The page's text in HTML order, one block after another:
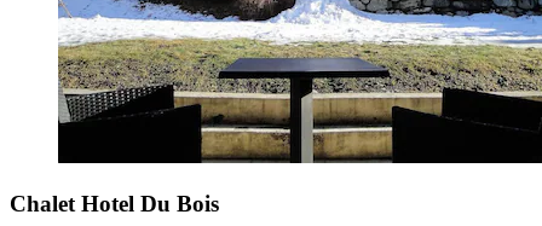
Chalet Hotel Du Bois